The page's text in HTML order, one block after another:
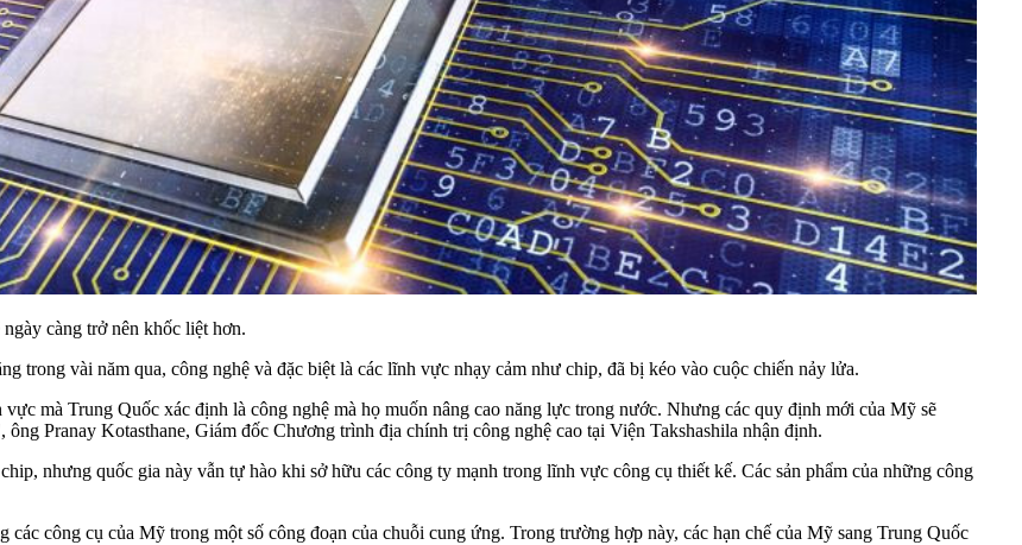
càng trở nên khốc liệt hơn.
trong vài năm qua, công nghệ và đặc biệt là các lĩnh vực nhạy cảm như chip, đã bị kéo vào cuộc chiến nảy lửa.
mà Trung Quốc xác định là công nghệ mà họ muốn nâng cao năng lực trong nước. Nhưng các quy định mới của Mỹ sẽ
Pranay Kotasthane, Giám đốc Chương trình địa chính trị công nghệ cao tại Viện Takshashila nhận định.
nhưng quốc gia này vẫn tự hào khi sở hữu các công ty mạnh trong lĩnh vực công cụ thiết kế. Các sản phẩm của những công
công cụ của Mỹ trong một số công đoạn của chuỗi cung ứng. Trong trường hợp này, các hạn chế của Mỹ sang Trung Quốc